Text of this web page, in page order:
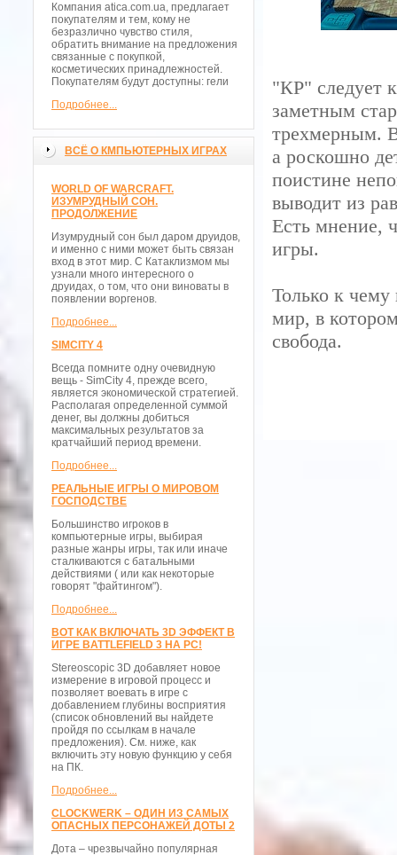
Компания atica.com.ua, предлагает
покупателям и тем, кому не
безразлично чувство стиля,
обратить внимание на предложения
связанные с покупкой,
косметических принадлежностей.
Покупателям будут доступны: гели
Подробнее...
ВСЁ О КМПЬЮТЕРНЫХ ИГРАХ
WORLD OF WARCRAFT.
ИЗУМРУДНЫЙ СОН.
ПРОДОЛЖЕНИЕ
Изумрудный сон был даром друидов,
и именно с ними может быть связан
вход в этот мир. С Катаклизмом мы
узнали много интересного о
друидах, о том, что они виноваты в
появлении воргенов.
Подробнее...
SIMCITY 4
Всегда помните одну очевидную
вещь - SimCity 4, прежде всего,
является экономической стратегией.
Располагая определенной суммой
денег, вы должны добиться
максимальных результатов за
кратчайший период времени.
Подробнее...
РЕАЛЬНЫЕ ИГРЫ О МИРОВОМ
ГОСПОДСТВЕ
Большинство игроков в
компьютерные игры, выбирая
разные жанры игры, так или иначе
сталкиваются с батальными
действиями ( или как некоторые
говорят "файтингом").
Подробнее...
ВОТ КАК ВКЛЮЧАТЬ 3D ЭФФЕКТ В
ИГРЕ BATTLEFIELD 3 НА PC!
Stereoscopic 3D добавляет новое
измерение в игровой процесс и
позволяет воевать в игре с
добавлением глубины восприятия
(список обновлений вы найдете
пройдя по ссылкам в начале
предложения). См. ниже, как
включить эту новую функцию у себя
на ПК.
Подробнее...
CLOCKWERK – ОДИН ИЗ САМЫХ
ОПАСНЫХ ПЕРСОНАЖЕЙ ДОТЫ 2
Дота – чрезвычайно популярная
"КР" следует
заметным
трехмерным.
а роскошно
поистине
выводит из
Есть мнение,
игры.
Только к
мир, в
свобода.